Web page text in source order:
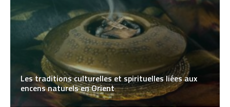
Les traditions culturelles et spirituelles liées aux
encens naturels en Orient